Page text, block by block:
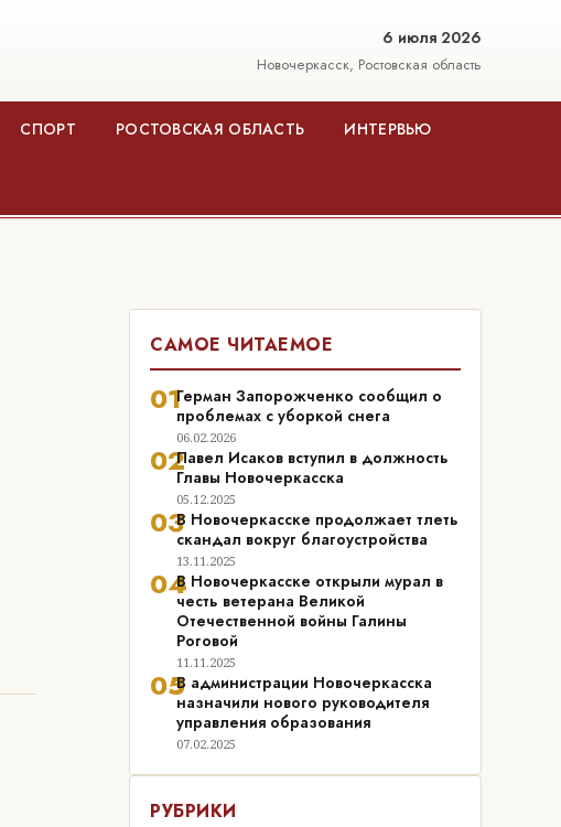
6 июля 2026
Новочеркасск, Ростовская область
СПОРТ РОСТОВСКАЯ ОБЛАСТЬ ИНТЕРВЬЮ
САМОЕ ЧИТАЕМОЕ
01Герман Запорожченко сообщил о
проблемах с уборкой снега
06.02.2026
02Павел Исаков вступил в должность
Главы Новочеркасска
05.12.2025
03В Новочеркасске продолжает тлеть
скандал вокруг благоустройства
13.11.2025
04В Новочеркасске открыли мурал в
честь ветерана Великой
Отечественной войны Галины
Роговой
11.11.2025
05В администрации Новочеркасска
назначили нового руководителя
управления образования
07.02.2025
РУБРИКИ